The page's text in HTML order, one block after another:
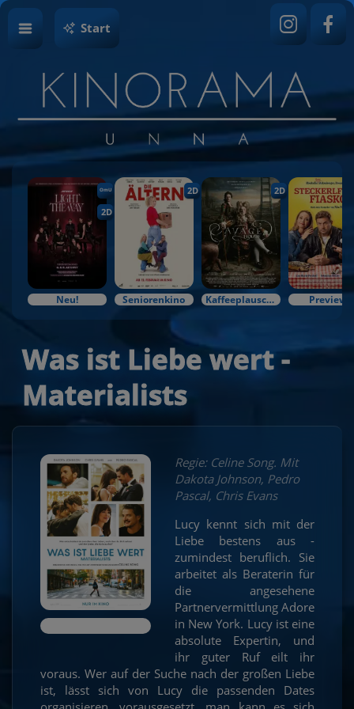
Start
OmU
2D
Neu!
2D
Seniorenkino
2D
Kaffeeplausch & Kinozauber Preview
Was ist Liebe wert -
Materialists
Regie: Celine Song. Mit
Dakota Johnson, Pedro
Pascal, Chris Evans
Lucy kennt sich mit der
Liebe bestens aus -
zumindest beruflich. Sie
arbeitet als Beraterin für
die angesehene
Partnervermittlung Adore
in New York. Lucy ist eine
absolute Expertin, und
ihr guter Ruf eilt ihr
voraus. Wer auf der Suche nach der großen Liebe
ist, lässt sich von Lucy die passenden Dates